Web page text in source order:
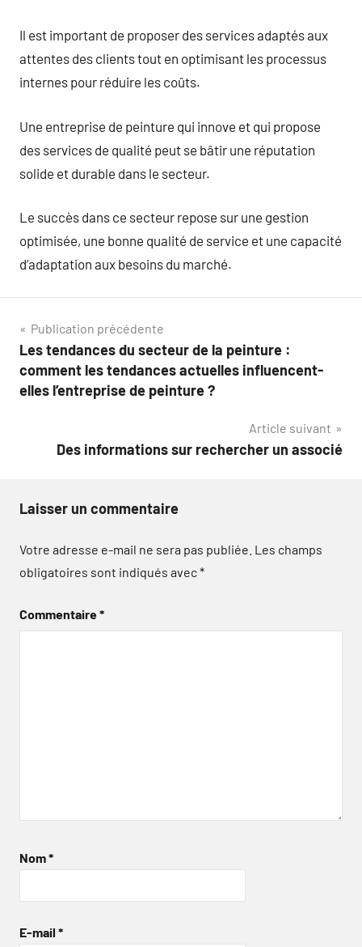
Il est important de proposer des services adaptés aux
attentes des clients tout en optimisant les processus
internes pour réduire les coûts.
Une entreprise de peinture qui innove et qui propose
des services de qualité peut se bâtir une réputation
solide et durable dans le secteur.
Le succès dans ce secteur repose sur une gestion
optimisée, une bonne qualité de service et une capacité
d’adaptation aux besoins du marché.
Navigation
de
l’article
Publication précédente
Les tendances du secteur de la peinture :
comment les tendances actuelles influencent-
elles l’entreprise de peinture ?
Article suivant
Des informations sur rechercher un associé
Laisser un commentaire
Votre adresse e-mail ne sera pas publiée. Les champs
obligatoires sont indiqués avec*
Commentaire*
Nom*
E-mail *